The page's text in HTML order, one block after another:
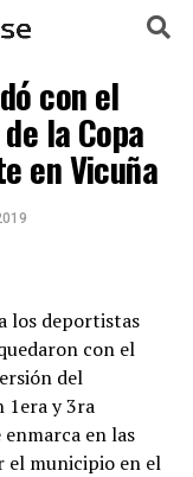
con el
la Copa
en Vicuña
los deportistas
con el
del
1era y 3ra
en las
el municipio en el